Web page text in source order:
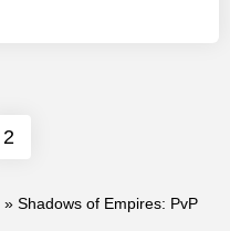
2
» Shadows of Empires: PvP